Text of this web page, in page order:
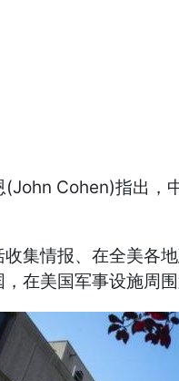
Cohen)指出
集情报、在全美各
在美国军事设施周